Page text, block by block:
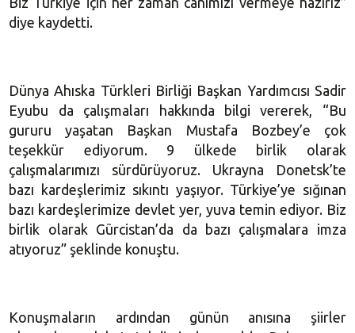
diye kaydetti.
Dünya Ahıska Türkleri Birliği Başkan Yardımcısı Sadir
Eyubu da çalışmaları hakkında bilgi vererek, “Bu
gururu yaşatan Başkan Mustafa Bozbey’e çok
teşekkür ediyorum. 9 ülkede birlik olarak
çalışmalarımızı sürdürüyoruz. Ukrayna Donetsk’te
bazı kardeşlerimiz sıkıntı yaşıyor. Türkiye’ye sığınan
bazı kardeşlerimize devlet yer, yuva temin ediyor. Biz
birlik olarak Gürcistan’da da bazı çalışmalara imza
atıyoruz” şeklinde konuştu.
Konuşmaların ardından günün anısına şiirler